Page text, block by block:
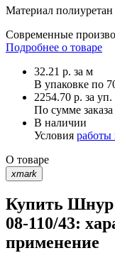
Материал
Современные
Подробнее о товаре
32.21 р. за м
В упаковке по
2254.70 р. за уп.
По сумме заказа
В наличии
Условия работы
О товаре
xmark
Купить
08-110/43:
применение